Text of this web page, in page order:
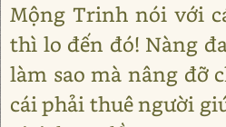
Mộng Trinh nói với
thì lo đến đó! Nàng
làm sao mà nâng đỡ
cái phải thuê người